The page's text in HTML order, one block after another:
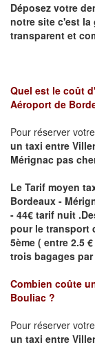
Déposez votre
notre site c'est la
transparent et
Quel est le coût
Aéroport de
Pour réserver
un taxi entre
Mérignac pas
Le Tarif moyen
Bordeaux -
- 44€ tarif nuit .
pour le transport
5ème ( entre 2.5
trois bagages
Combien coûte
Bouliac ?
Pour réserver
un taxi entre